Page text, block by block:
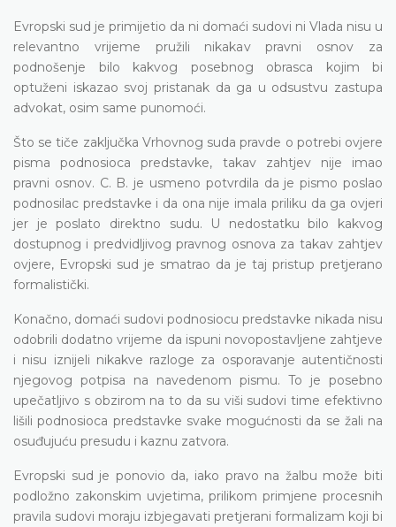
Evropski sud je primijetio da ni domaći sudovi ni Vlada nisu u
relevantno vrijeme pružili nikakav pravni osnov za
podnošenje bilo kakvog posebnog obrasca kojim bi
optuženi iskazao svoj pristanak da ga u odsustvu zastupa
advokat, osim same punomoći.
Što se tiče zaključka Vrhovnog suda pravde o potrebi ovjere
pisma podnosioca predstavke, takav zahtjev nije imao
pravni osnov. C. B. je usmeno potvrdila da je pismo poslao
podnosilac predstavke i da ona nije imala priliku da ga ovjeri
jer je poslato direktno sudu. U nedostatku bilo kakvog
dostupnog i predvidljivog pravnog osnova za takav zahtjev
ovjere, Evropski sud je smatrao da je taj pristup pretjerano
formalistički.
Konačno, domaći sudovi podnosiocu predstavke nikada nisu
odobrili dodatno vrijeme da ispuni novopostavljene zahtjeve
i nisu iznijeli nikakve razloge za osporavanje autentičnosti
njegovog potpisa na navedenom pismu. To je posebno
upečatljivo s obzirom na to da su viši sudovi time efektivno
lišili podnosioca predstavke svake mogućnosti da se žali na
osuđujuću presudu i kaznu zatvora.
Evropski sud je ponovio da, iako pravo na žalbu može biti
podložno zakonskim uvjetima, prilikom primjene procesnih
pravila sudovi moraju izbjegavati pretjerani formalizam koji bi